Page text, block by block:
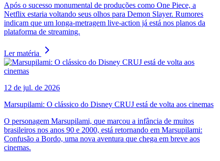
Após o sucesso monumental de produções como One Piece, a
Netflix estaria voltando seus olhos para Demon Slayer. Rumores
indicam que um longa-metragem live-action já está nos planos da
plataforma de streaming.
Ler matéria
12 de jul. de 2026
Marsupilami: O clássico do Disney CRUJ está de volta aos cinemas
O personagem Marsupilami, que marcou a infância de muitos
brasileiros nos anos 90 e 2000, está retornando em Marsupilami:
Confusão a Bordo, uma nova aventura que chega em breve aos
cinemas.